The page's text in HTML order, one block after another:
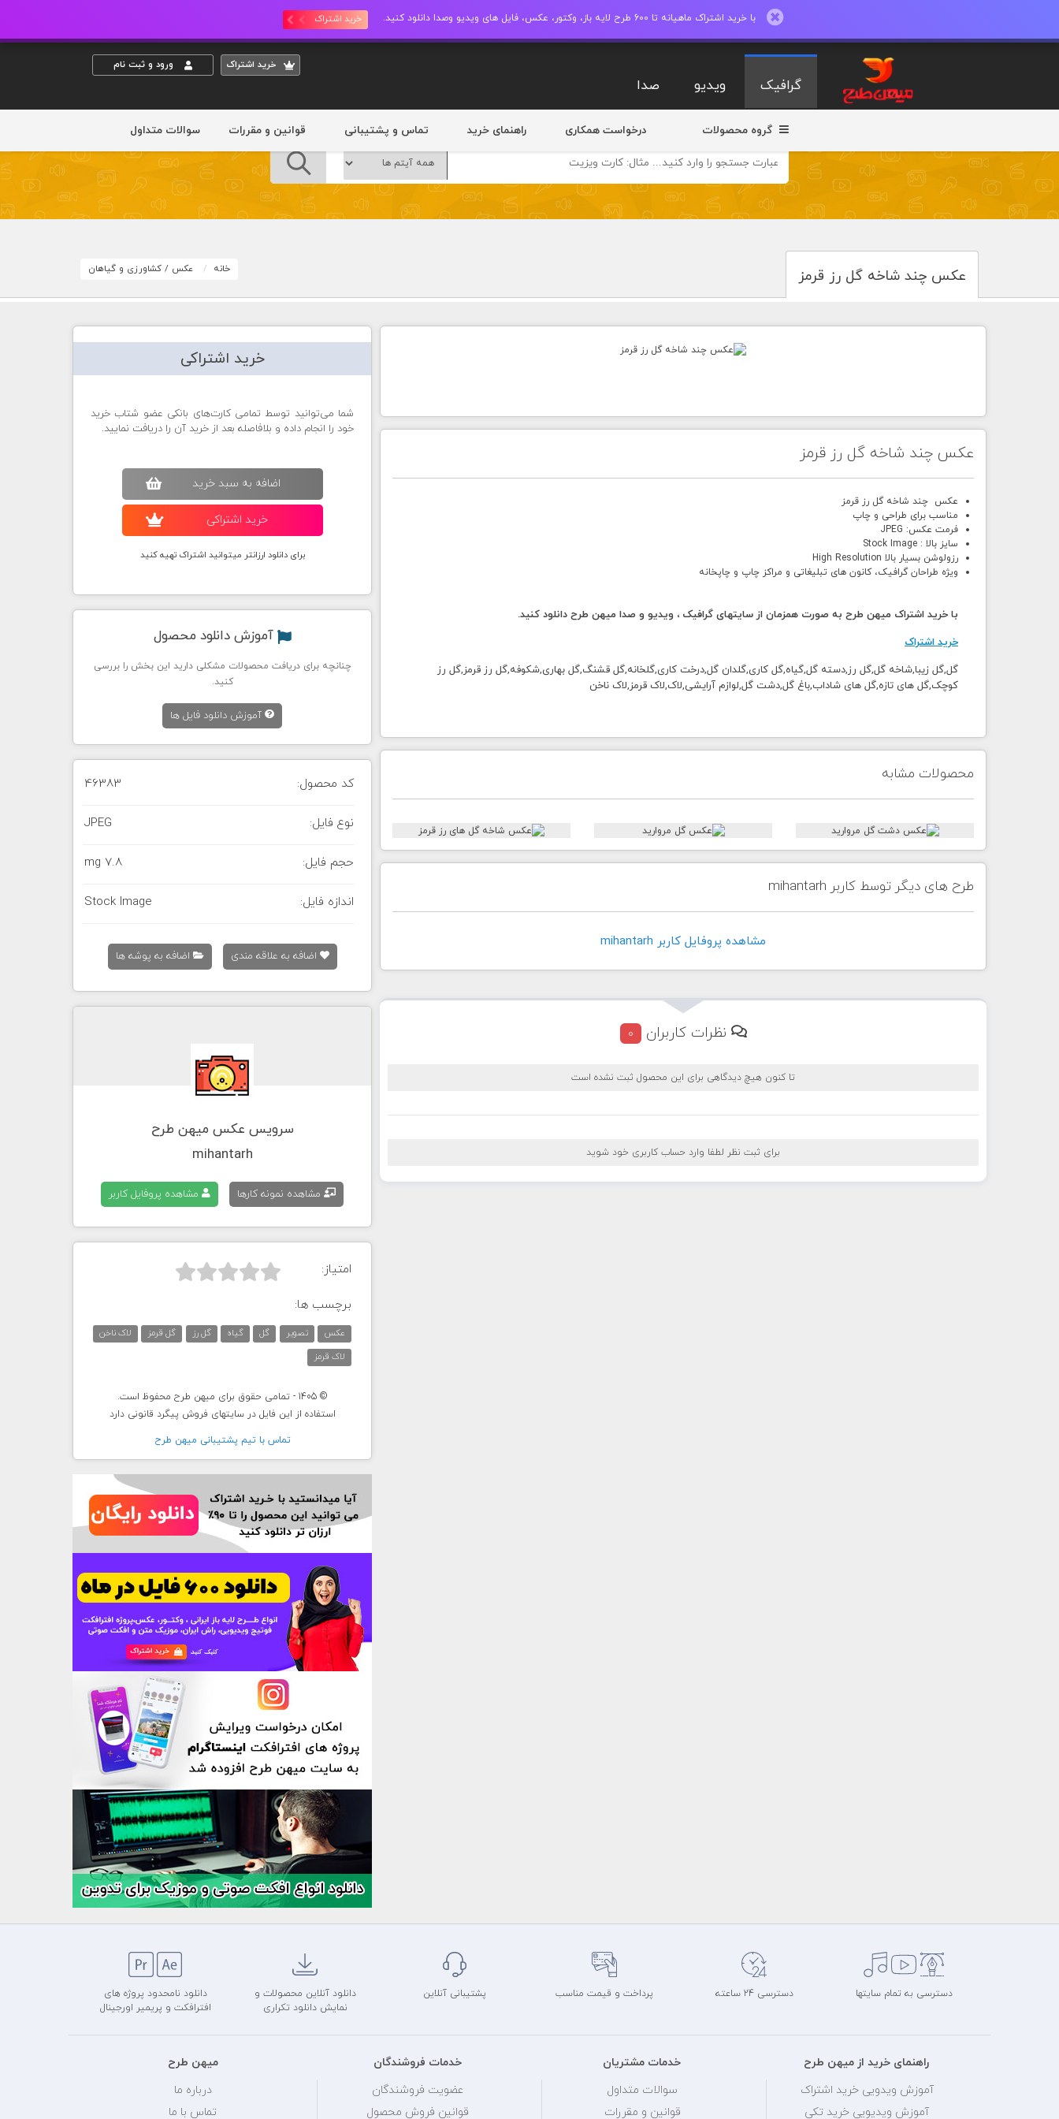
با خرید اشتراک ماهیانه تا 600 طرح لایه باز، وکتور، عکس، فایل های ویدیو وصدا دانلود کنید. خرید اشتراک
خريد اشتراک ورود و ثبت نام
گرافیک ویدیو صدا
گروه محصولات درخواست همکاری راهنمای خرید تماس و پشتیبانی قوانین و مقررات سوالات متداول
عکس چند شاخه گل رز قرمز خانه عکس / کشاورزی و گیاهان
عکس چند شاخه گل رز قرمز
عکس چند شاخه گل رز قرمز
مناسب برای طراحی و چاپ
فرمت عکس: JPEG
سایز بالا : Stock Image
رزولوشن بسیار بالا High Resolution
ویژه طراحان گرافیک، کانون های تبلیغاتی و مراکز چاپ و چاپخانه
با خرید اشتراک میهن طرح به صورت همزمان از سایتهای گرافیک ، ویدیو و صدا میهن طرح دانلود کنید.
خرید اشتراک
گل,گل زیبا,شاخه گل,گل رز,دسته گل,گیاه,گل کاری,گلدان گل,درخت کاری,گلخانه,گل قشنگ,گل بهاری,شکوفه,گل رز قرمز,گل رز
کوچک,گل های تازه,گل های شاداب,باغ گل,دشت گل,لوازم آرایشی,لاک,لاک قرمز,لاک ناخن
محصولات مشابه
طرح های دیگر توسط کاربر mihantarh
مشاهده پروفايل کاربر mihantarh
نظرات کاربران 0
تا کنون هیچ دیدگاهی برای این محصول ثبت نشده است
برای ثبت نظر لطفا وارد حساب کاربری خود شوید
خرید اشتراکی
شما می‌توانید توسط تمامی کارت‌های بانکی عضو شتاب خرید
خود را انجام داده و بلافاصله بعد از خرید آن را دریافت نمایید.
اضافه به سبد خريد
خريد اشتراکی
برای دانلود ارزانتر میتوانید اشتراک تهیه کنید
آموزش دانلود محصول
چنانچه برای دریافت محصولات مشکلی دارید این بخش را بررسی
کنید.
آموزش دانلود فایل ها
کد محصول: 46383
نوع فایل: JPEG
حجم فایل: 7.8 mg
اندازه فایل: Stock Image
اضافه به علاقه مندی اضافه به پوشه ها
سرویس عکس میهن طرح
mihantarh
مشاهده نمونه کارها مشاهده پروفایل کاربر
امتیاز: 


برچسب ها:
عکس تصویر گل گیاه گل رز گل قرمز
لاک ناخن
لاک قرمز
© 1405 - تمامی حقوق برای میهن طرح محفوظ است.
استفاده از این فایل در سایتهای فروش پیگرد قانونی دارد
تماس با تيم پشتيبانی ميهن طرح
دسترسی به تمام سایتها دسترسی 24 ساعته پرداخت و قیمت مناسب پشتیبانی آنلاین
دانلود آنلاین محصولات و
نمایش دانلود تکراری
دانلود نامحدود پروژه های
افترافکت و پریمیر اورجینال
راهنمای خرید از میهن طرح
آموزش ویدویی خرید اشتراک
آموزش ویدیویی خرید تکی
خدمات مشتریان
سوالات متداول
قوانین و مقررات
خدمات فروشندگان
عضویت فروشندگان
قوانین فروش محصول
میهن طرح
درباره ما
تماس با ما